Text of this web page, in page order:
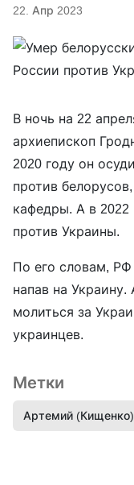
22. Апр 2023
В ночь на 22
архиепископ
2020 году он
против
кафедры. А в 2022
против Украины.
По его словам, РФ
напав на
молиться за
украинцев.
Метки
Артемий (Кищенко)